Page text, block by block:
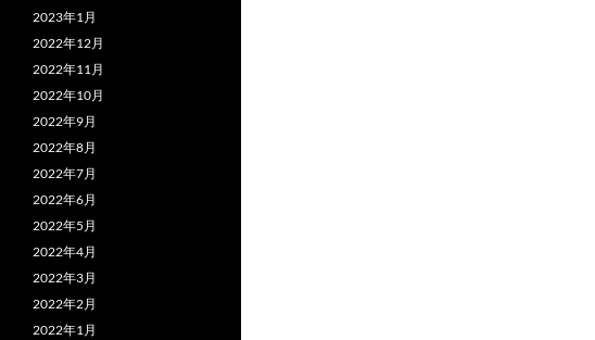
2023年1月
2022年12月
2022年11月
2022年10月
2022年9月
2022年8月
2022年7月
2022年6月
2022年5月
2022年4月
2022年3月
2022年2月
2022年1月